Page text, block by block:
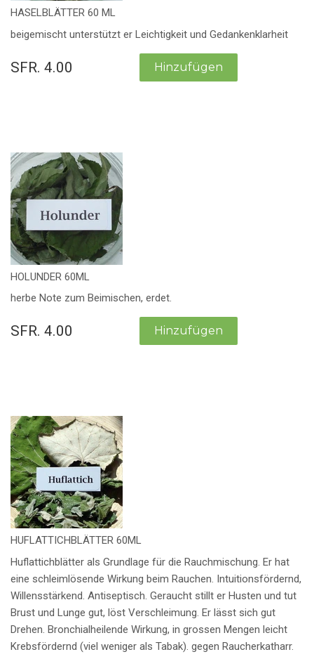
HASELBLÄTTER 60 ML
beigemischt unterstützt er Leichtigkeit und Gedankenklarheit
SFR. 4.00
HOLUNDER 60ML
herbe Note zum Beimischen, erdet.
SFR. 4.00
HUFLATTICHBLÄTTER 60ML
Huflattichblätter als Grundlage für die Rauchmischung. Er hat
eine schleimlösende Wirkung beim Rauchen. Intuitionsfördernd,
Willensstärkend. Antiseptisch. Geraucht stillt er Husten und tut
Brust und Lunge gut, löst Verschleimung. Er lässt sich gut
Drehen. Bronchialheilende Wirkung, in grossen Mengen leicht
Krebsfördernd (viel weniger als Tabak). gegen Raucherkatharr.